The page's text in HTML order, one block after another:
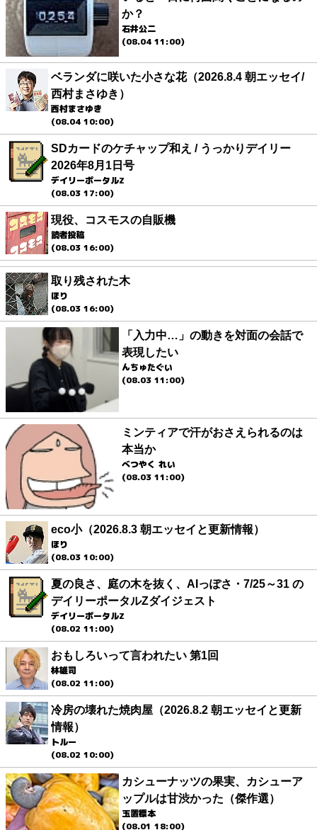
か？
石井公二
(08.04 11:00)
ベランダに咲いた小さな花（2026.8.4 朝エッセイ/
西村まさゆき）
西村まさゆき
(08.04 10:00)
SDカードのケチャップ和え / うっかりデイリー
2026年8月1日号
デイリーポータルZ
(08.03 17:00)
現役、コスモスの自販機
読者投稿
(08.03 16:00)
取り残された木
ほり
(08.03 16:00)
「入力中…」の動きを対面の会話で
表現したい
んちゅたぐい
(08.03 11:00)
ミンティアで汗がおさえられるのは
本当か
べつやく れい
(08.03 11:00)
eco小（2026.8.3 朝エッセイと更新情報）
ほり
(08.03 10:00)
夏の良さ、庭の木を抜く、AIっぽさ・7/25～31 の
デイリーポータルZダイジェスト
デイリーポータルZ
(08.02 11:00)
おもしろいって言われたい 第1回
林雄司
(08.02 11:00)
冷房の壊れた焼肉屋（2026.8.2 朝エッセイと更新
情報）
トルー
(08.02 10:00)
カシューナッツの果実、カシューア
ップルは甘渋かった（傑作選）
玉置標本
(08.01 18:00)